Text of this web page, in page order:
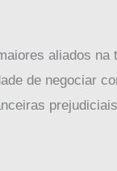
aliados na
de negociar